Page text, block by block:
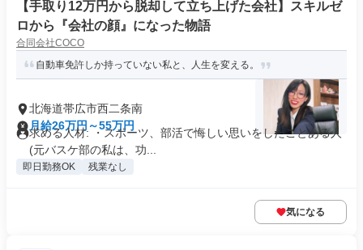
【手取り12万円から脱却して立ち上げた会社】スキルゼ
ロから『会社の顔』になった物語
合同会社COCO
自動車免許しか持っていない私と、人生を変える。
北海道帯広市西二条南
月給26万円～55万円
求める人材: ・スポーツ、部活で悔しい思いをしたことある人
(元バスケ部の私は、功...
即日勤務OK 残業なし
気になる